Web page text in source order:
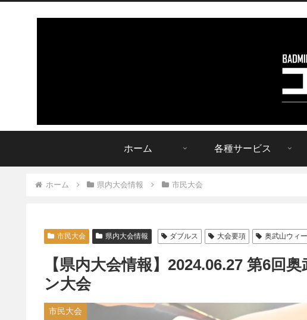
ホーム 各種サービス
ホーム 県内大会情報 市民大会
市民大会 県内大会情報 ダブルス 大会要項 奥武山ウィ
【県内大会情報】2024.06.27 第6回
ン大会
市民大会